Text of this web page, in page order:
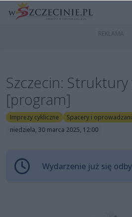
Szczecin:
[program]
Imprezy cykliczne
Spacery i
niedziela, 30 marca 2025, 12:00
Wydarzenie już się